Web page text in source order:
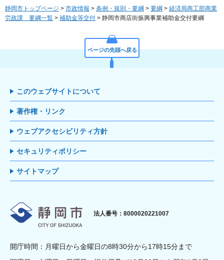
静岡市トップページ > 市政情報 > 条例・規則・要綱 > 要綱 > 経済局商工部商業
労政課 要綱一覧 > 補助金等交付 > 静岡市商店街振興事業補助金交付要綱
ページの先頭へ戻る
このウェブサイトについて
著作権・リンク
ウェブアクセシビリティ方針
セキュリティポリシー
サイトマップ
静岡市
法人番号：8000020221007
開庁時間：月曜日から金曜日の8時30分から17時15分まで